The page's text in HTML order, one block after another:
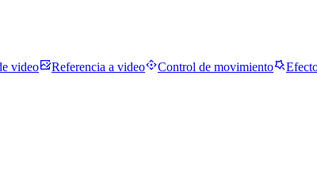
video Referencia a video Control de movimiento